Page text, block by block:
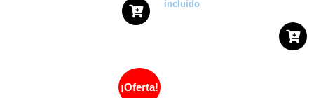
incluido
¡Oferta!